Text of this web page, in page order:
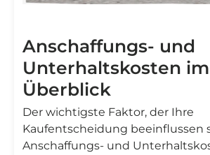
Anschaffungs- und
Unterhaltskosten im
Überblick
Der wichtigste Faktor, der Ihre
Kaufentscheidung beeinflussen
Anschaffungs- und